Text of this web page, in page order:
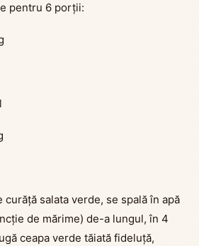
pentru 6 porții:
salata verde, se spală în apă
de mărime) de-a lungul, în 4
ceapa verde tăiată fideluță,